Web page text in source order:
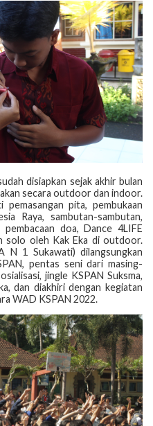
disiapkan sejak akhir bulan
secara outdoor dan indoor.
pita, pembukaan
Raya, sambutan-sambutan,
doa, Dance 4LIFE
solo oleh Kak Eka di outdoor.
N 1 Sukawati) dilangsungkan
pentas seni dari masing-
jingle KSPAN Suksma,
dan diakhiri dengan kegiatan
WAD KSPAN 2022.